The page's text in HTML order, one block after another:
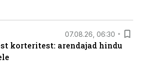
07.08.26, 06:30
korteritest: arendajad hindu